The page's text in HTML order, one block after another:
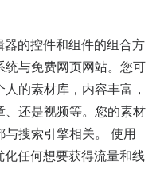
的控件和组件的组合方
统与免费网页网站。您可
的素材库，内容丰富，
、还是视频等。您的素材
搜索引擎相关。 使用
化任何想要获得流量和线